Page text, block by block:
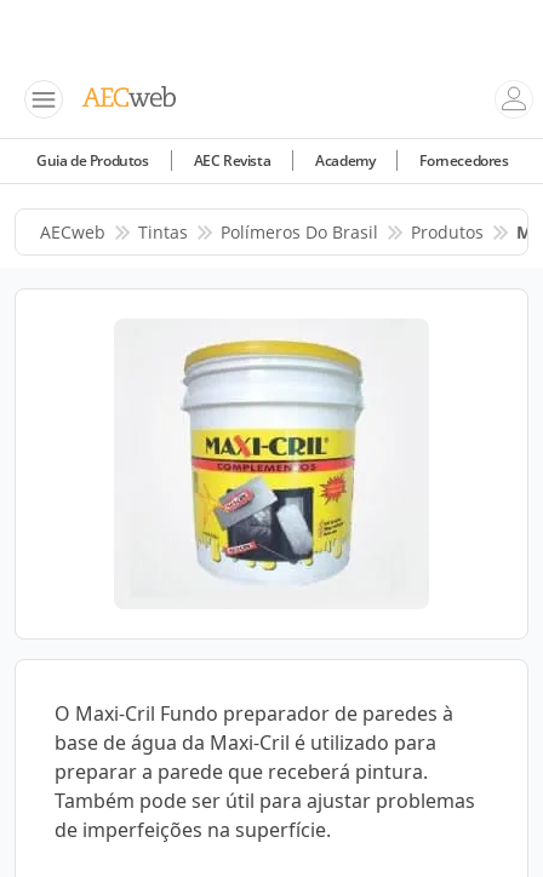
Guia de Produtos AEC Revista Academy Fornecedores
AECweb Tintas Polímeros Do Brasil Produtos
O Maxi-Cril Fundo preparador de paredes à
base de água da Maxi-Cril é utilizado para
preparar a parede que receberá pintura.
Também pode ser útil para ajustar problemas
de imperfeições na superfície.